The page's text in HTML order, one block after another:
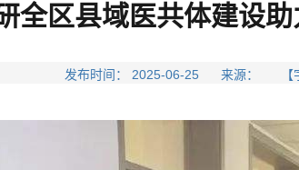
全区县域医共体建设
发布时间： 2025-06-25 来源： 【字